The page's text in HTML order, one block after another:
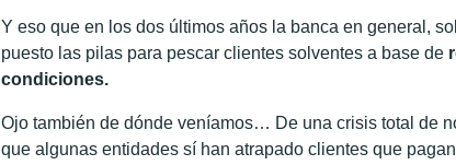
Y eso que en los dos últimos años la banca en general,
puesto las pilas para pescar clientes solventes a base de
condiciones.
Ojo también de dónde veníamos… De una crisis total de
que algunas entidades sí han atrapado clientes que